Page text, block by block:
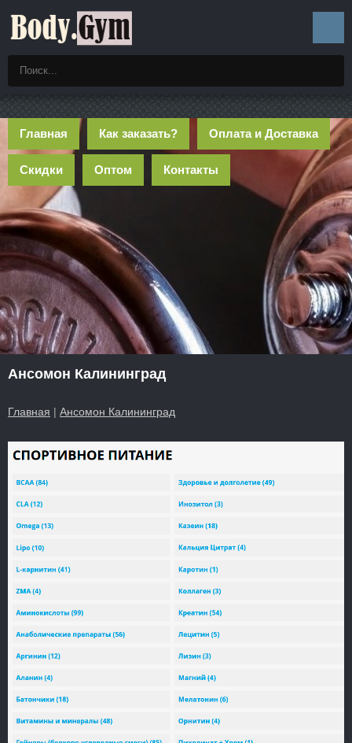
Главная Как заказать? Оплата и Доставка
Скидки Оптом Контакты
Ансомон Калининград
Главная | Ансомон Калининград